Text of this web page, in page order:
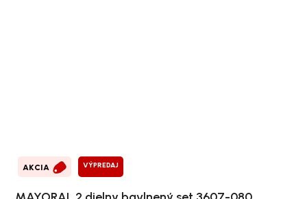
AKCIA VÝPREDAJ